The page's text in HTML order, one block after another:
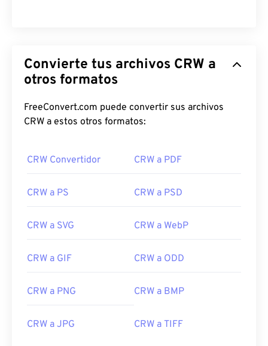
Convierte tus archivos CRW a
otros formatos
FreeConvert.com puede convertir sus archivos
CRW a estos otros formatos:
CRW Convertidor CRW a PDF
CRW a PS CRW a PSD
CRW a SVG CRW a WebP
CRW a GIF CRW a ODD
CRW a PNG CRW a BMP
CRW a JPG CRW a TIFF